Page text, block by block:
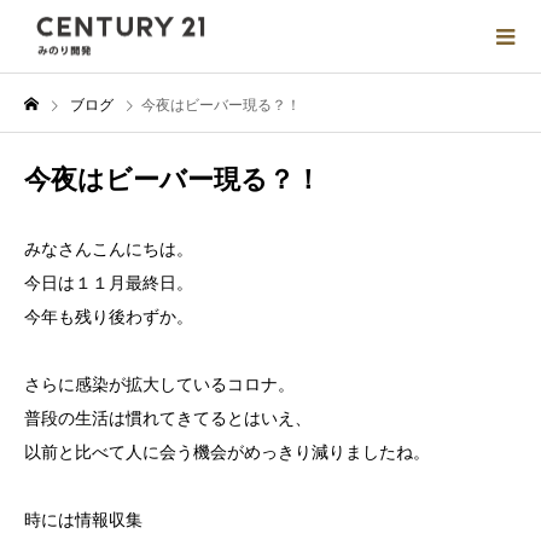
ブログ 今夜はビーバー現る？！
今夜はビーバー現る？！
みなさんこんにちは。
今日は１１月最終日。
今年も残り後わずか。
さらに感染が拡大しているコロナ。
普段の生活は慣れてきてるとはいえ、
以前と比べて人に会う機会がめっきり減りましたね。
時には情報収集